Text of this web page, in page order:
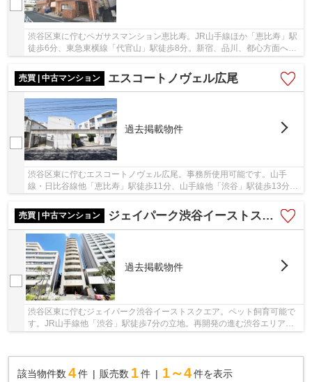
渋谷区東に佇むペガサスマンション恵比寿。JR山手線ほか「恵比寿」駅
徒歩6分、東急東横線「代官山」駅徒歩8分。新宿、品川、都心方面への
アクセスも良好で通勤通学に便利です。周辺に...
売買 | 中古マンション
エスコートノヴェル広尾
過去掲載物件
渋谷区東に佇むエスコートノヴェル広尾。事務所使用可能です。山手
線・日比谷線他「恵比寿」駅徒歩11分、山手線他「渋谷」駅徒歩13分。
売買 | 中古マンション
ジェイパーク渋谷イーストスクエア
過去掲載物件
渋谷区東に佇むジェイパーク渋谷イーストスクエア。ペット飼育可能で
す。JR山手線他「渋谷」駅徒歩7分の立地。再開発の進む渋谷エリアに
該当物件数 4件 販売数 1 件 1～4 件を表示